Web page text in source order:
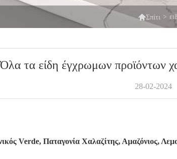
Σπίτι >
Όλα τα είδη έγχρωμων προϊόντων
28-02-2024
Verde, Παταγονία Χαλαζίτης, Αμαζόνιος,